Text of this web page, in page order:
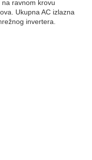
ravnom krovu
Ukupna AC izlazna
invertera.